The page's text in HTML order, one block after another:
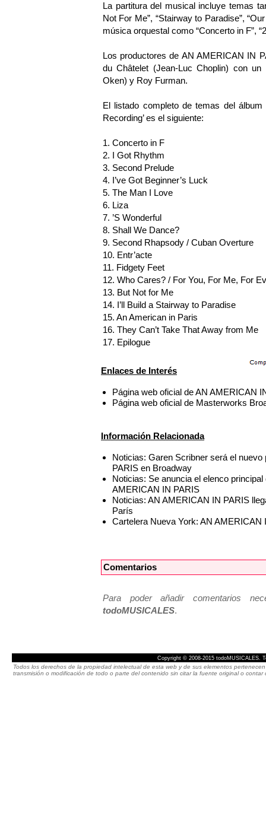
La partitura del musical incluye temas
Not For Me”, “Stairway to Paradise”,
música orquestal como “Concerto in F”,
Los productores de AN AMERICAN IN
du Châtelet (Jean-Luc Choplin) con
Oken) y Roy Furman.
El listado completo de temas del
Recording’ es el siguiente:
1. Concerto in F
2. I Got Rhythm
3. Second Prelude
4. I’ve Got Beginner’s Luck
5. The Man I Love
6. Liza
7. ’S Wonderful
8. Shall We Dance?
9. Second Rhapsody / Cuban Overture
10. Entr’acte
11. Fidgety Feet
12. Who Cares? / For You, For Me, For
13. But Not for Me
14. I’ll Build a Stairway to Paradise
15. An American in Paris
16. They Can’t Take That Away from Me
17. Epilogue
Enlaces de Interés
Página web oficial de AN AMERICAN
Página web oficial de Masterworks
Información Relacionada
Noticias: Garen Scribner será el
PARIS en Broadway
Noticias: Se anuncia el elenco
AMERICAN IN PARIS
Noticias: AN AMERICAN IN PARIS
París
Cartelera Nueva York: AN AMERICAN
Comentarios
Para poder añadir comentarios
todoMUSICALES.
Copyright © 2008-2015 todoMUSICALES.
Todos los derechos de la propiedad intelectual de esta web y de sus elementos
transmisión o modificación de todo o parte del contenido sin citar la fuente original o